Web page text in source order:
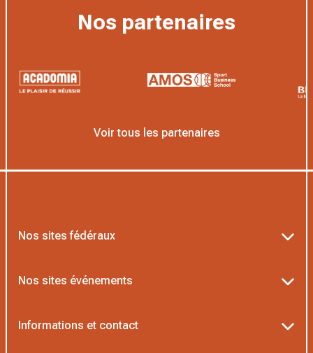
Nos partenaires
Voir tous les partenaires
Nos sites fédéraux
Nos sites événements
Informations et contact